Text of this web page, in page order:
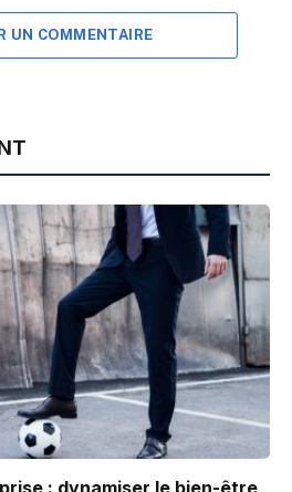
UN COMMENTAIRE
: dynamiser le bien-être